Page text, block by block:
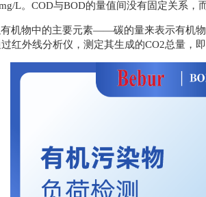
L。COD与BOD的量值间没有固定关系，
有机物中的主要元素——碳的量来表示有机
红外线分析仪，测定其生成的CO2总量，